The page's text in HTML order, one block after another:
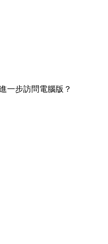
一步訪問電腦版？